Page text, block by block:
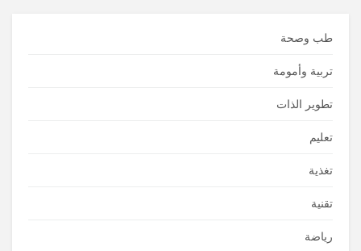
طب وصحة
تربية وأمومة
تطوير الذات
تعليم
تغذية
تقنية
رياضة